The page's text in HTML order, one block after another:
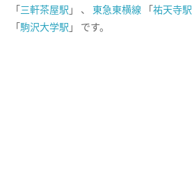
「三軒茶屋駅 」 、 東急東横線 「祐天寺駅
「駒沢大学駅 」 です。